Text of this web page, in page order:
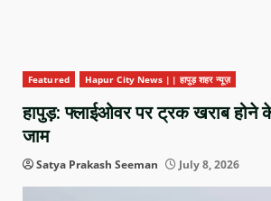
Featured Hapur City News || हापुड़ शहर न्यूज़
हापुड़: फ्लाईओवर पर ट्रक खराब होने
जाम
Satya Prakash Seeman July 8, 2026